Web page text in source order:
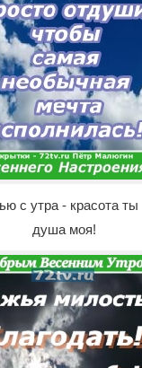
с утра - красота
душа моя!